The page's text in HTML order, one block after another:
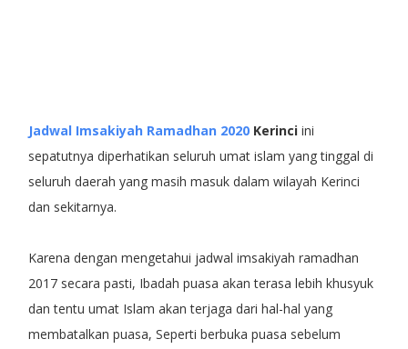
Jadwal Imsakiyah Ramadhan 2020Kerinciini
sepatutnya diperhatikan seluruh umat islam yang tinggal di
seluruh daerah yang masih masuk dalam wilayah Kerinci
dan sekitarnya.
Karena dengan mengetahui jadwal imsakiyah ramadhan
2017 secara pasti, Ibadah puasa akan terasa lebih khusyuk
dan tentu umat Islam akan terjaga dari hal-hal yang
membatalkan puasa, Seperti berbuka puasa sebelum